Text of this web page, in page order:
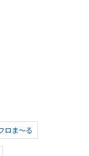
ま～る